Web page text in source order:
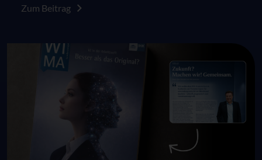
Änderungen greifen für Neukunden sowie für
Zum Beitrag